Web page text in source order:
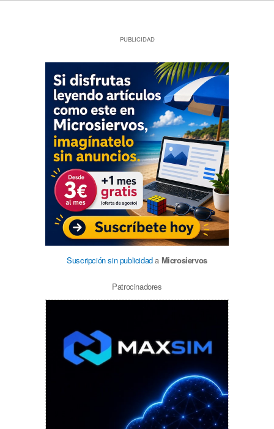
PUBLICIDAD
Suscripción sin publicidada Microsiervos
Patrocinadores